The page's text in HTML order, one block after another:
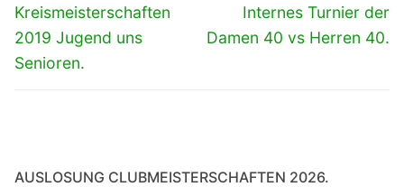
Vorheriger
Beitrag:
Kreismeisterschaften
2019 Jugend uns
Senioren.
Nächster
Beitrag:
Internes Turnier der
Damen 40 vs Herren 40.
AUSLOSUNG CLUBMEISTERSCHAFTEN 2026.